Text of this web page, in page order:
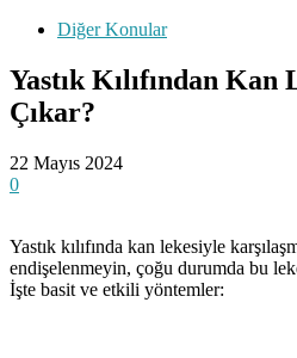
Diğer Konular
Yastık Kılıfından Kan
Çıkar?
22 Mayıs 2024
0
Yastık kılıfında kan lekesiyle
endişelenmeyin, çoğu durumda bu
İşte basit ve etkili yöntemler: